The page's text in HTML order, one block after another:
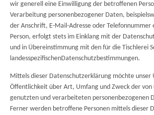
wir generell eine Einwilligung der betroffenen
Verarbeitung personenbezogener Daten,
der Anschrift, E-Mail-Adresse oder
Person, erfolgt stets im Einklang mit der
und in Übereinstimmung mit den für die Tischlerei
landesspezifischenDatenschutzbestimmungen.
Mittels dieser Datenschutzerklärung möchte unser
Öffentlichkeit über Art, Umfang und Zweck der von
genutzten und verarbeiteten personenbezogenen
Ferner werden betroffene Personen mittels dieser